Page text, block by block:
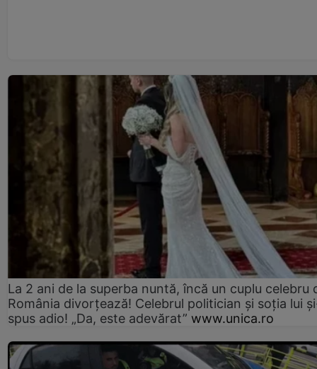
La 2 ani de la superba nuntă, încă un cuplu celebru
România divorțează! Celebrul politician și soția lui
spus adio! „Da, este adevărat” www.unica.ro